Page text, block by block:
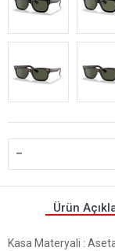
-
Ürün
Kasa Materyali :